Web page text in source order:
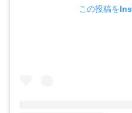
この投稿を